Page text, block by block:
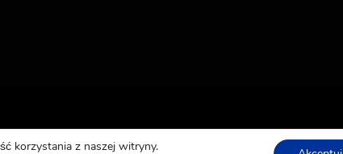
korzystania z naszej witryny.